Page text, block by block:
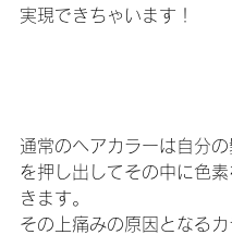
実現できちゃいます！
通常のヘアカラーは自分
を押し出してその中に色
きます。
その上痛みの原因となる